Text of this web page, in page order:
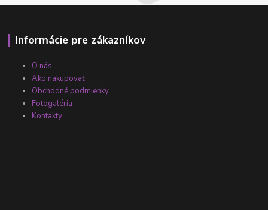
Informácie pre zákazníkov
O nás
Ako nakupovať
Obchodné podmienky
Fotogaléria
Kontakty